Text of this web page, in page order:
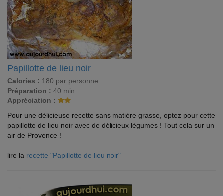
Papillotte de lieu noir
Calories : 180 par personne
Préparation : 40 min
Appréciation :
Pour une délicieuse recette sans matière grasse, optez pour cette
papillotte de lieu noir avec de délicieux légumes ! Tout cela sur un
air de Provence !
lire la recette "Papillotte de lieu noir"